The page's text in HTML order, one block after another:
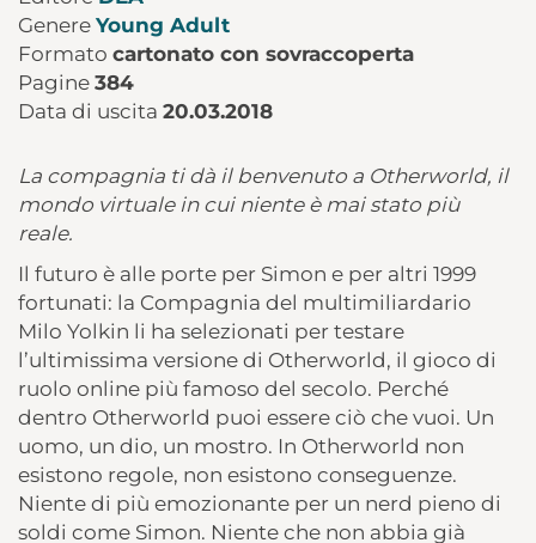
Genere Young Adult
Formato cartonato con sovraccoperta
Pagine 384
Data di uscita 20.03.2018
La compagnia ti dà il benvenuto a Otherworld, il
mondo virtuale in cui niente è mai stato più
reale.
Il futuro è alle porte per Simon e per altri 1999
fortunati: la Compagnia del multimiliardario
Milo Yolkin li ha selezionati per testare
l’ultimissima versione di Otherworld, il gioco di
ruolo online più famoso del secolo. Perché
dentro Otherworld puoi essere ciò che vuoi. Un
uomo, un dio, un mostro. In Otherworld non
esistono regole, non esistono conseguenze.
Niente di più emozionante per un nerd pieno di
soldi come Simon. Niente che non abbia già